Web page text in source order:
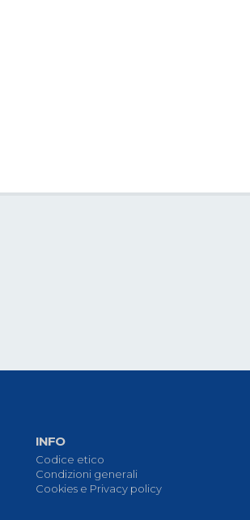
INFO
Codice etico
Condizioni generali
Cookies e Privacy policy